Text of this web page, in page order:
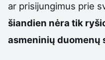
ar prisijungimus prie
šiandien nėra tik
asmeninių duomenų